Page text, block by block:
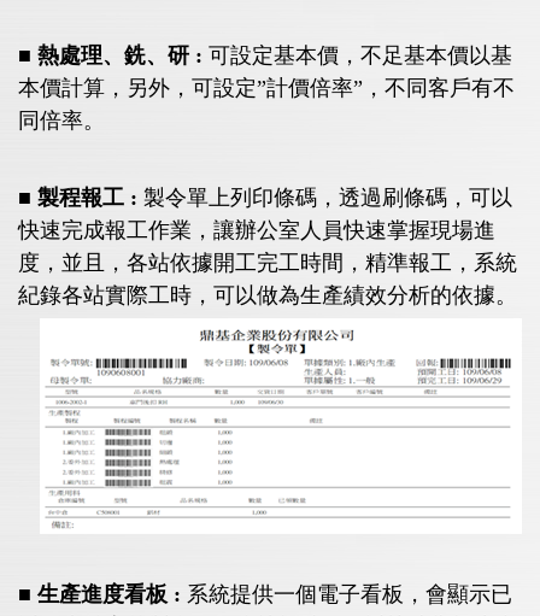
■ 熱處理、銑、研 : 可設定基本價，不足基本價以基
本價計算，另外，可設定”計價倍率”，不同客戶有不
同倍率。
■ 製程報工 : 製令單上列印條碼，透過刷條碼，可以
快速完成報工作業，讓辦公室人員快速掌握現場進
度，並且，各站依據開工完工時間，精準報工，系統
紀錄各站實際工時，可以做為生產績效分析的依據。
■ 生產進度看板 : 系統提供一個電子看板，會顯示已